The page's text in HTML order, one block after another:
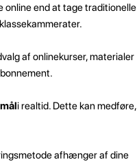
online end at tage traditionelle
af onlinekurser, materialer
i realtid. Dette kan medføre,
afhænger af dine